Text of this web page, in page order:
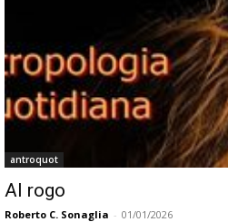
antroquot
Al rogo
Roberto C. Sonaglia - 01/01/2026